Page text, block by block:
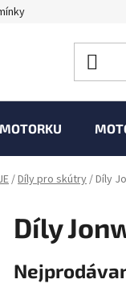
/Díly pro skútry/Díly
Díly